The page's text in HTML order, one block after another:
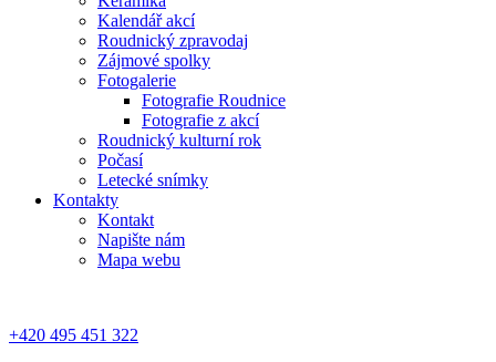
Kalendář akcí
Roudnický zpravodaj
Zájmové spolky
Fotogalerie
Fotografie Roudnice
Fotografie z akcí
Roudnický kulturní rok
Počasí
Letecké snímky
Kontakty
Kontakt
Napište nám
Mapa webu
+420 495 451 322